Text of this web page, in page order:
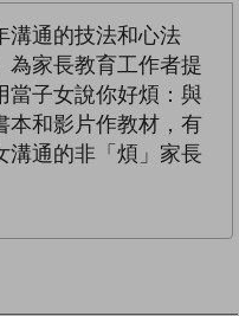
溝通的技法和心法
為家長教育工作者提
當子女說你好煩：與
本和影片作教材，有
溝通的非「煩」家長